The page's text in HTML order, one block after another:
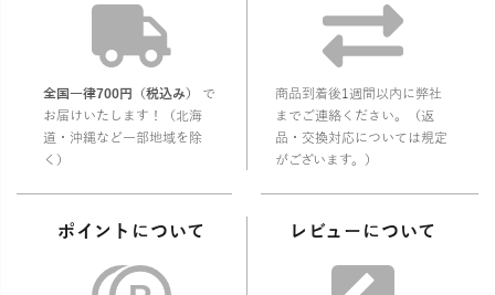
全国一律700円（税込み）
で
お届けいたします！（北海
道・沖縄など一部地域を除
く）
商品到着後1週間以内に弊社
までご連絡ください。（返
品・交換対応については規定
がございます。）
ポイントについて レビューについて